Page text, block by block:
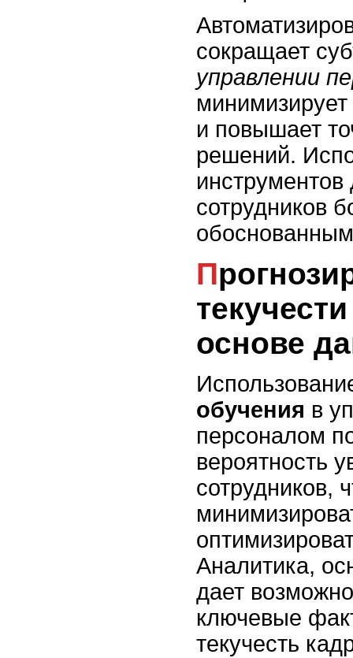
сокращает
управлении
и повышает
решений.
инструментов
сотрудников
Прогнозирование
основе
обучения в
персоналом
вероятность
сотрудников,
Аналитика,
дает
ключевые
текучесть